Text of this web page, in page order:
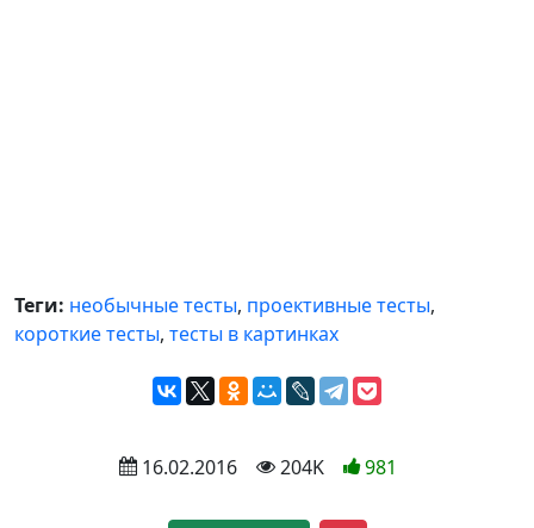
Теги: необычные тесты, проективные тесты,
короткие тесты, тесты в картинках
16.02.2016 204K 981